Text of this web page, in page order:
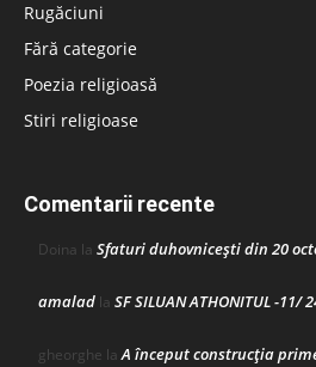
Rugăciuni
Fără categorie
Poezia religioasă
Stiri religioase
Comentarii recente
Doina la Sfaturi duhovnicești din 20
amalad la SF SILUAN ATHONITUL -11/
gheorghe laA început construcţia